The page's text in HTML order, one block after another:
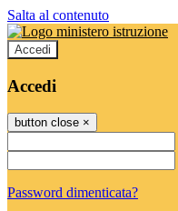
Salta al contenuto
Accedi
Accedi
button close ×
Password dimenticata?